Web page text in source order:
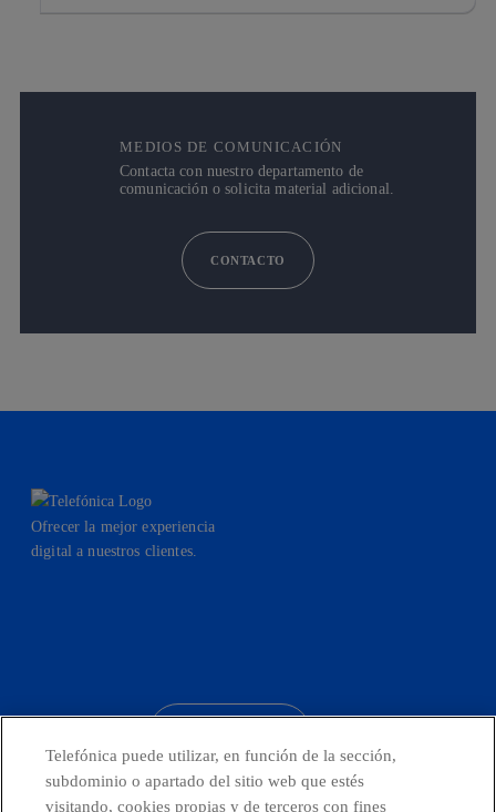
MEDIOS DE COMUNICACIÓN
Contacta con nuestro departamento de
comunicación o solicita material adicional.
CONTACTO
Ofrecer la mejor experiencia
digital a nuestros clientes.
Telefónica puede utilizar, en función de la sección,
subdominio o apartado del sitio web que estés
visitando, cookies propias y de terceros con fines